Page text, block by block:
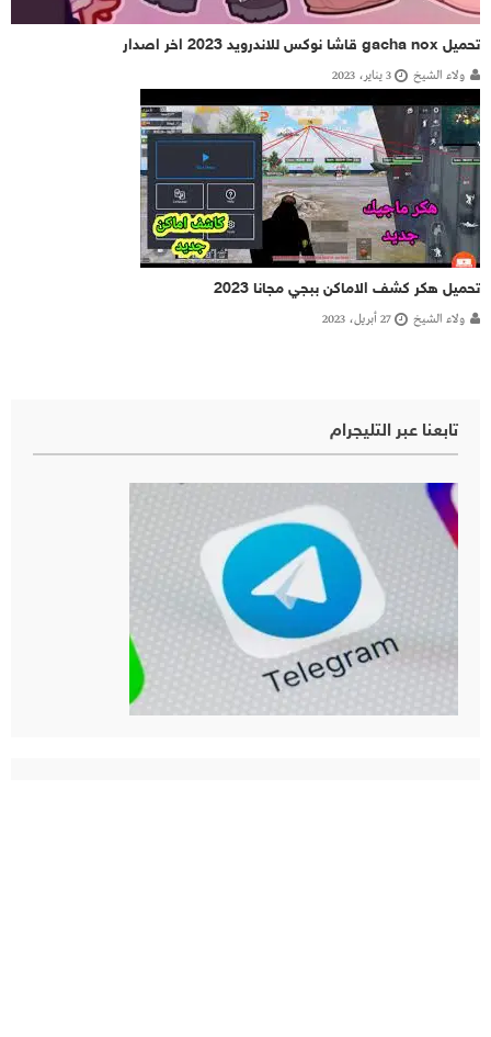
تحميل gacha nox قاشا نوكس للاندرويد 2023 اخر اصدار
ولاء الشيخ 3 يناير، 2023
تحميل هكر كشف الاماكن ببجي مجانا 2023
ولاء الشيخ 27 أبريل، 2023
تابعنا عبر التليجرام